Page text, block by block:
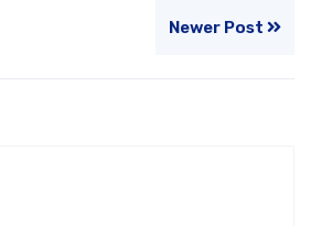
Newer Post